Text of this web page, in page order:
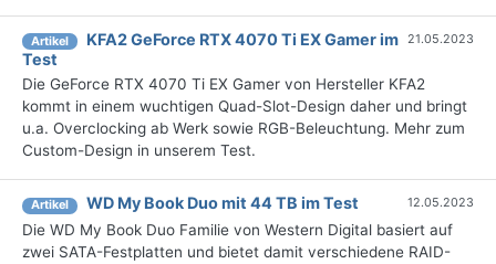
Artikel
KFA2 GeForce RTX 4070 Ti EX Gamer im
Test
21.05.2023
Die GeForce RTX 4070 Ti EX Gamer von Hersteller KFA2
kommt in einem wuchtigen Quad-Slot-Design daher und bringt
u.a. Overclocking ab Werk sowie RGB-Beleuchtung. Mehr zum
Custom-Design in unserem Test.
Artikel WD My Book Duo mit 44 TB im Test 12.05.2023
Die WD My Book Duo Familie von Western Digital basiert auf
zwei SATA-Festplatten und bietet damit verschiedene RAID-